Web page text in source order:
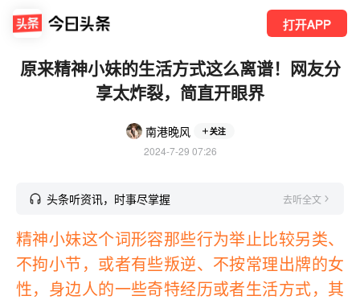
打开APP
原来精神小妹的生活方式这么离谱！网友分
享太炸裂，简直开眼界
南港晚风 关注
2024-7-29 07:26
头条听资讯，时事尽掌握 去听全文
精神小妹这个词形容那些行为举止比较另类、
不拘小节，或者有些叛逆、不按常理出牌的女
性，身边人的一些奇特经历或者生活方式，其